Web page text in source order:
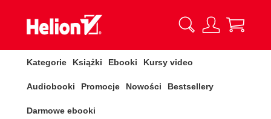
Kategorie Książki Ebooki Kursy video
Audiobooki Promocje Nowości Bestsellery
Darmowe ebooki